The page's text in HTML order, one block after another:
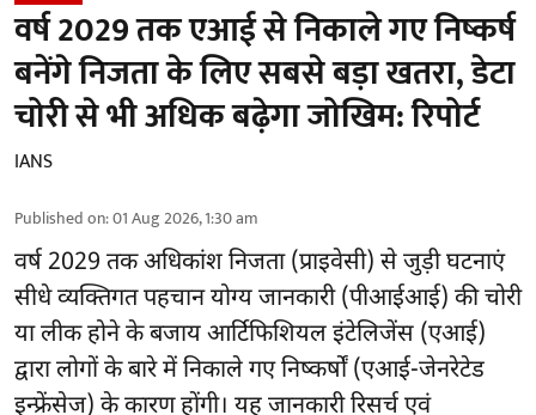
वर्ष 2029 तक एआई से निकाले गए निष्कर्ष
बनेंगे निजता के लिए सबसे बड़ा खतरा, डेटा
चोरी से भी अधिक बढ़ेगा जोखिम: रिपोर्ट
IANS
Published on:01 Aug 2026, 1:30 am
वर्ष 2029 तक अधिकांश निजता (प्राइवेसी) से जुड़ी घटनाएं
सीधे व्यक्तिगत पहचान योग्य जानकारी (पीआईआई) की चोरी
या लीक होने के बजाय आर्टिफिशियल इंटेलिजेंस (एआई)
द्वारा लोगों के बारे में निकाले गए निष्कर्षों (एआई-जेनरेटेड
इन्फ्रेंसेज) के कारण होंगी। यह जानकारी रिसर्च एवं